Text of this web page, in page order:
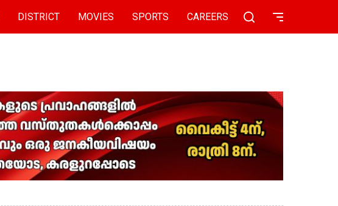
DISTRICT MOVIES SPORTS CAREERS